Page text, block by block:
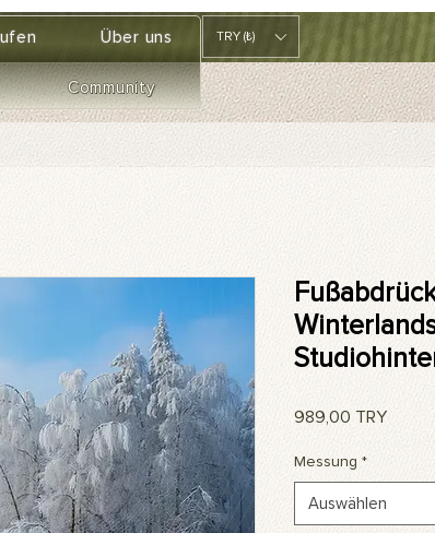
Über uns
Community
TRY (₺)
989,00 TRYPreis
Messung *
Auswählen